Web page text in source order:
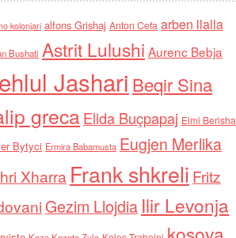
kolonjari alfons Grishaj Anton Cefa arben llalla
Bushati Astrit Lulushi Aurenc Bebja
Jashari Beqir Sina
grecaElida Buçpapaj Elmi Berisha
Bytyci Ermira Babamusta Eugjen Merlika
Xharra Frank shkreli Fritz
Gezim Llojdia Ilir Levonja